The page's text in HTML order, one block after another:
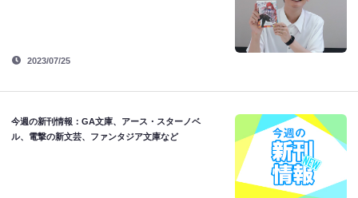
2023/07/25
今週の新刊情報：GA文庫、アース・スターノベ
ル、電撃の新文芸、ファンタジア文庫など